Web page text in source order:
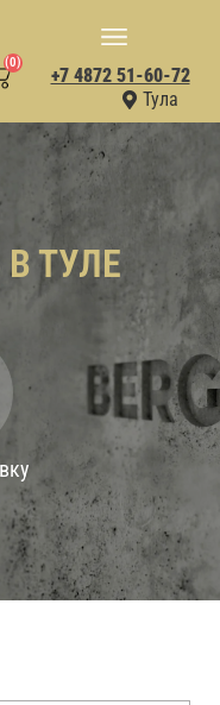
Тула
(0)
+7 4872 51-60-72
ТУЛЕ